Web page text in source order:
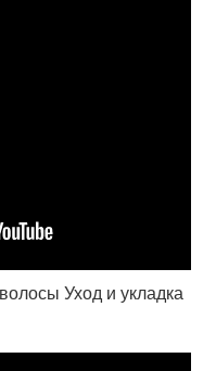
Уход и укладка